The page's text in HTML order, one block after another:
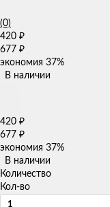
(0)
420 ₽
677 ₽
экономия 37%
В наличии
420 ₽
677 ₽
экономия 37%
В наличии
Количество
Кол-во